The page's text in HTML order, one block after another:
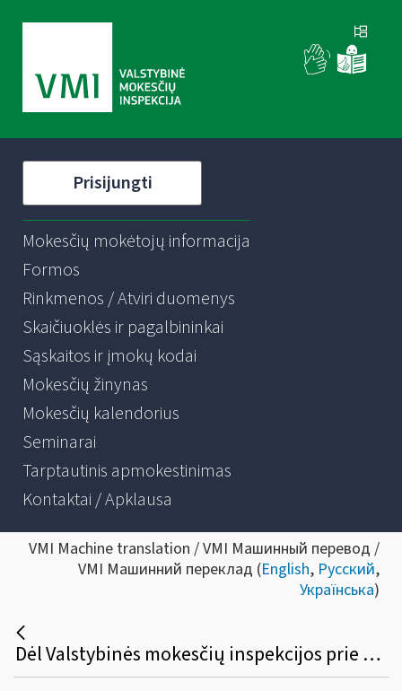
Prisijungti
Mokesčių mokėtojų informacija
Formos
Rinkmenos / Atviri duomenys
Skaičiuoklės ir pagalbininkai
Sąskaitos ir įmokų kodai
Mokesčių žinynas
Mokesčių kalendorius
Seminarai
Tarptautinis apmokestinimas
Kontaktai / Apklausa
VMI Machine translation / VMI Машинный перевод /
VMI Машинний переклад (English, Русский,
Українська)
Dėl Valstybinės mokesčių inspekcijos prie Lietuvos Respublikos finansų ministerijos viršininko 2020 m. kovo 26 d. įsakymo Nr. VA-27 „Dėl pagalbos priemonių mokesčių mokėtojams, paveiktiems koronaviruso (COVID-19) sukeltų neigiamų pasekmių“ pakeitimo